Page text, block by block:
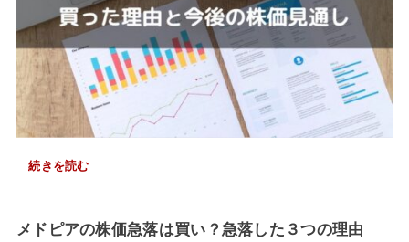
続きを読む
メドピアの株価急落は買い？急落した３つの理由